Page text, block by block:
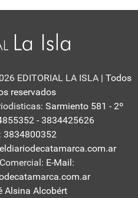
EDITORIAL LA ISLA | Todos
reservados
Sarmiento 581 - 2º
- 3834425626
3834800352
E-Mail:
Alsina Alcobért